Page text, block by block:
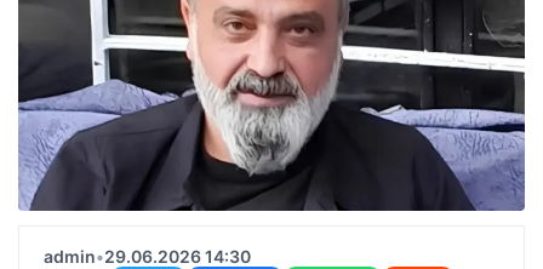
admin•29.06.2026 14:30